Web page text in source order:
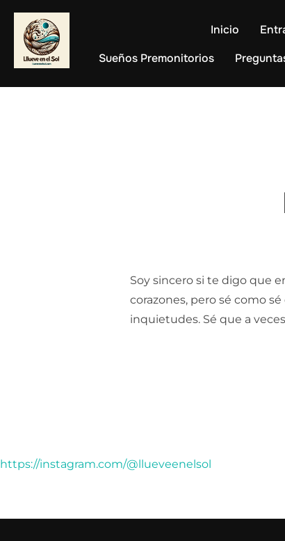
contenido
Inicio
Sueños Premonitorios
Soy sincero si te digo que
corazones, pero sé como
inquietudes. Sé que a
https://instagram.com/@llueveenelsol